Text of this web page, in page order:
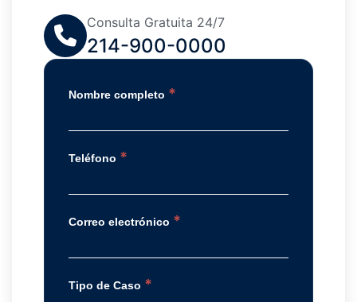
Consulta Gratuita 24/7
214-900-0000
Nombre completo *
Teléfono *
Correo electrónico *
Tipo de Caso *